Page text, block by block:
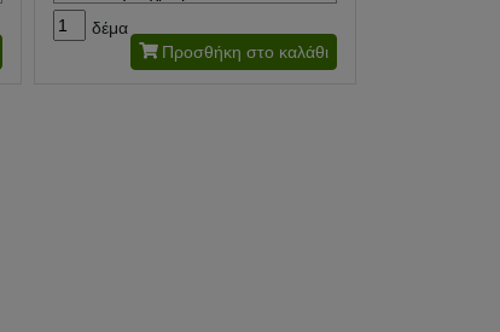
δέμα
Προσθήκη στο καλάθι